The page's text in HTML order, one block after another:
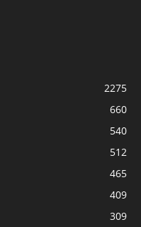
2275
660
540
512
465
409
309